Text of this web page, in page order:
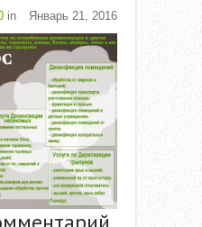
Январь 21, 2016
in